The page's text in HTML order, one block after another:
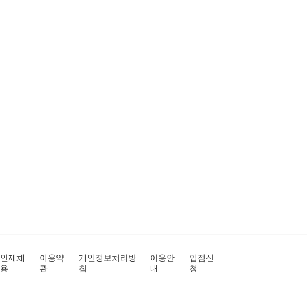
인재채
용
이용약
관
개인정보처리방
침
이용안
내
입점신
청